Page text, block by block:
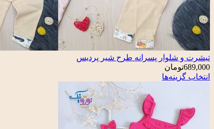
تیشرت و شلوار پسرانه طرح شیر پردیس
689,000تومان
انتخاب گزینه‌ها